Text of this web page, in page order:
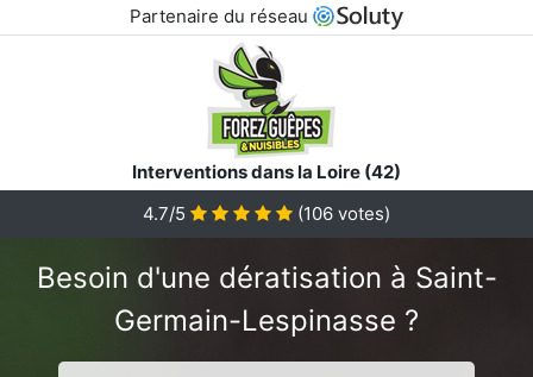
Partenaire du réseau
Interventions dans la Loire (42)
4.7/5 (106 votes)
Besoin d'une dératisation à Saint-
Germain-Lespinasse ?